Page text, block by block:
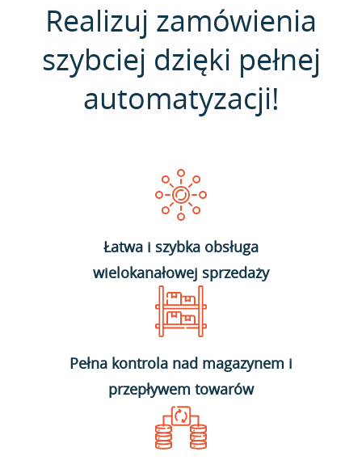
Realizuj zamówienia
szybciej dzięki pełnej
automatyzacji!
Łatwa i szybka obsługa
wielokanałowej sprzedaży
Pełna kontrola nad magazynem i
przepływem towarów